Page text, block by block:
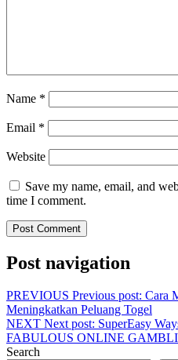
Name *
Email *
Website
Save my name, email, and
time I comment.
Post navigation
PREVIOUS Previous post: Cara
Meningkatkan Peluang Togel
NEXT Next post: SuperEasy
FABULOUS ONLINE
Search